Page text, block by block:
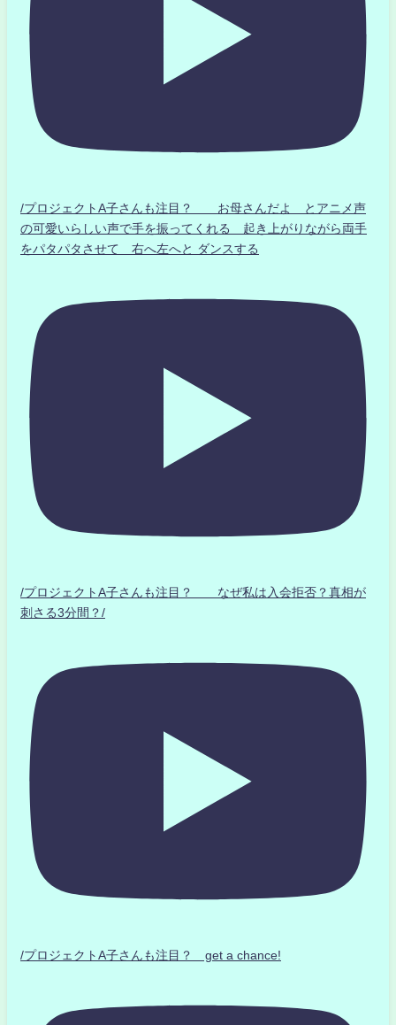
/プロジェクトA子さんも注目？ お母さんだよ とアニメ声
の可愛いらしい声で手を振ってくれる 起き上がりながら両手
をパタパタさせて 右へ左へと ダンスする
/プロジェクトA子さんも注目？ なぜ私は入会拒否？真相が
刺さる3分間？/
/プロジェクトA子さんも注目？ get a chance!